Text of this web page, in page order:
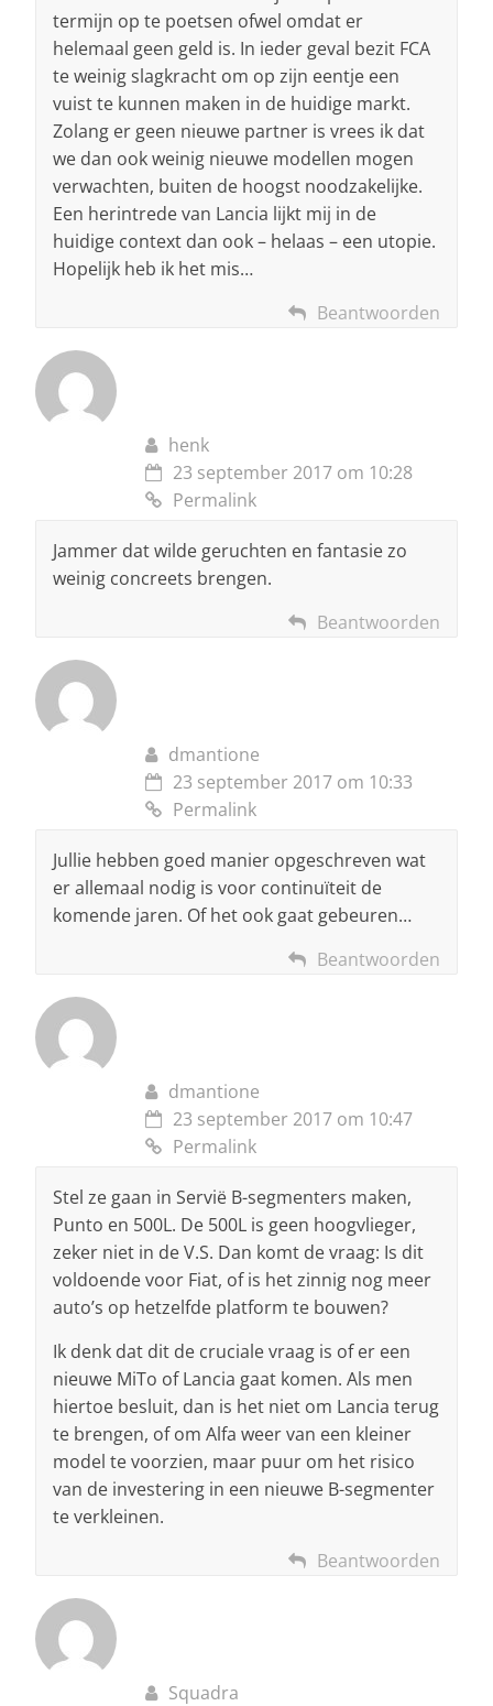
termijn op te poetsen ofwel omdat er
helemaal geen geld is. In ieder geval bezit FCA
te weinig slagkracht om op zijn eentje een
vuist te kunnen maken in de huidige markt.
Zolang er geen nieuwe partner is vrees ik dat
we dan ook weinig nieuwe modellen mogen
verwachten, buiten de hoogst noodzakelijke.
Een herintrede van Lancia lijkt mij in de
huidige context dan ook – helaas – een utopie.
Hopelijk heb ik het mis…
Beantwoorden
henk
23 september 2017 om 10:28
Permalink
Jammer dat wilde geruchten en fantasie zo
weinig concreets brengen.
Beantwoorden
dmantione
23 september 2017 om 10:33
Permalink
Jullie hebben goed manier opgeschreven wat
er allemaal nodig is voor continuïteit de
komende jaren. Of het ook gaat gebeuren…
Beantwoorden
dmantione
23 september 2017 om 10:47
Permalink
Stel ze gaan in Servië B-segmenters maken,
Punto en 500L. De 500L is geen hoogvlieger,
zeker niet in de V.S. Dan komt de vraag: Is dit
voldoende voor Fiat, of is het zinnig nog meer
auto’s op hetzelfde platform te bouwen?
Ik denk dat dit de cruciale vraag is of er een
nieuwe MiTo of Lancia gaat komen. Als men
hiertoe besluit, dan is het niet om Lancia terug
te brengen, of om Alfa weer van een kleiner
model te voorzien, maar puur om het risico
van de investering in een nieuwe B-segmenter
te verkleinen.
Beantwoorden
Squadra